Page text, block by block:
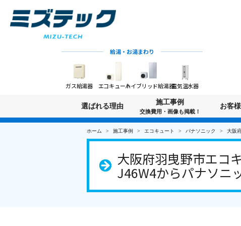
給湯・お湯まわり
ガス給湯器 エコキュートハイブリッド給湯器電気温水器
選ばれる理由
施工事例
交換費用・画像も掲載！
お客
ホーム 施工事例 エコキュート パナソニック 大阪
大阪府羽曳野市エコ
J46W4からパナソニ